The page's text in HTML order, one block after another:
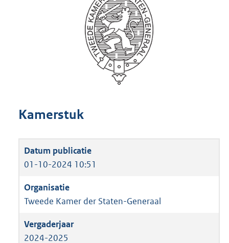
Kamerstuk
01-10-2024 10:51
Tweede Kamer der Staten-Generaal
2024-2025